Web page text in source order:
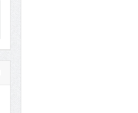
( مشعل بن عبد الله ) .. أمير يحمل
جينات الوطن ويتغذى من عشق
القيادة